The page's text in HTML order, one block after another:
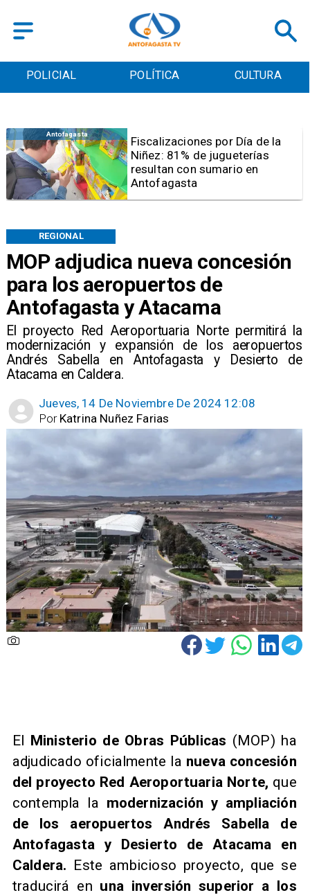
POLICIAL POLÍTICA CULTURA
MOP adjudica nueva concesión
para los aeropuertos de
Antofagasta y Atacama
​El proyecto Red Aeroportuaria Norte permitirá la
modernización y expansión de los aeropuertos
Andrés Sabella en Antofagasta y Desierto de
Atacama en Caldera.
REGIONAL
Jueves, 14 De Noviembre De 2024 12:08
Katrina Nuñez Farias
Por
Antofagasta
Tribunal frena opción de pena
mixta para Karen Rojo por ahora
​El Ministerio de Obras Públicas (MOP) ha
adjudicado oficialmente la nueva concesión
del proyecto Red Aeroportuaria Norte, que
contempla la modernización y ampliación
de los aeropuertos Andrés Sabella de
Antofagasta y Desierto de Atacama en
Caldera. Este ambicioso proyecto, que se
traducirá en una inversión superior a los